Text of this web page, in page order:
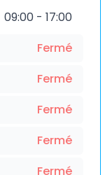
09:00 - 17:00
Fermé
Fermé
Fermé
Fermé
Fermé